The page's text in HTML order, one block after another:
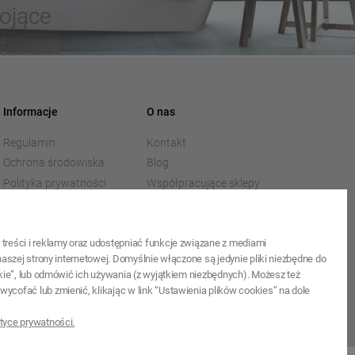
Informacje
Regulamin
Ochrona środowiska
Polityka prywatności
O nas
Kontakt
Blog
Współpracujące sklepy
i reklamy oraz udostępniać funkcje związane z mediami
strony internetowej. Domyślnie włączone są jedynie pliki niezbędne do
lub odmówić ich używania (z wyjątkiem niezbędnych). Możesz też
lub zmienić, klikając w link “Ustawienia plików cookies” na dole
prywatności.